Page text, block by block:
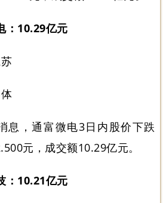
：10.29亿元
息，通富微电3日内股价下跌
元，成交额10.29亿元。
：10.21亿元